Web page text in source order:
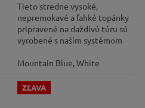
Tieto stredne vysoké,
nepremokavé a ľahké topánky
pripravené na daždivú túru sú
vyrobené s naším systémom
pohodlie Vašich...
Mountain Blue, White
ZĽAVA